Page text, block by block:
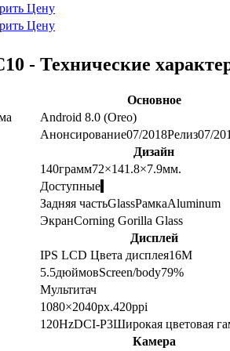
Цену
Цену
- Технические
Основное
Android 8.0 (Oreo)
Анонсирование07/2018Релиз07/
Дизайн
140грамм72×141.8×7.9мм.
Доступные
Задняя частьGlassРамкаAluminum
ЭкранCorning Gorilla Glass
Дисплей
IPS LCD Цвета дисплея16M
5.5дюймовScreen/body79%
Мультитач
1080×2040px.420ppi
120HzDCI-P3Широкая цветовая
Камера